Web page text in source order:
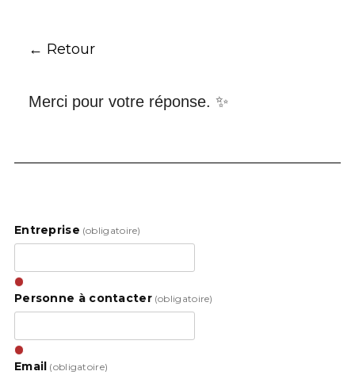
← Retour
Merci pour votre réponse. ✨
Entreprise (obligatoire)
Personne à contacter (obligatoire)
Email (obligatoire)